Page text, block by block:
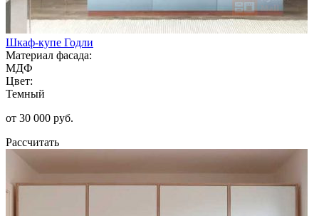
Шкаф-купе Годли
Материал фасада:
МДФ
Цвет:
Темный
от 30 000 руб.
Рассчитать